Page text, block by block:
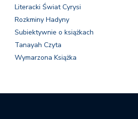
Literacki Świat Cyrysi
Rozkminy Hadyny
Subiektywnie o książkach
Tanayah Czyta
Wymarzona Książka